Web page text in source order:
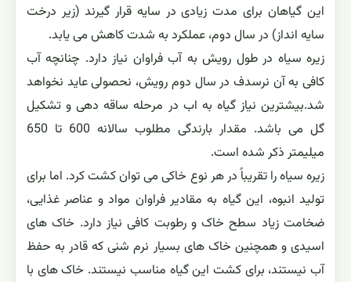
این گیاهان برای مدت زیادی در سایه قرار گیرند (زیر درخت
سایه انداز) در سال دوم، عملکرد به شدت کاهش می یابد.
زیره سیاه در طول رویش به آب فراوان نیاز دارد. چنانچه آب
کافی به آن نرسدف در سال دوم رویش، نحصولی عاید نخواهد
شد.بیشترین نیاز گیاه به اب در مرحله ساقه دهی و تشکیل
گل می باشد. مقدار بارندگی مطلوب سالانه 600 تا 650
میلیمتر ذکر شده است.
زیره سیاه را تقریباً در هر نوع خاکی می توان کشت کرد. اما برای
تولید انبوه، این گیاه به مقادیر فراوان مواد و عناصر غذایی،
ضخامت زیاد سطح خاک و رطوبت کافی نیاز دارد. خاک های
اسیدی و همچنین خاک های بسیار نرم شنی که قادر به حفظ
آب نیستند، برای کشت این گیاه مناسب نیستند. خاک های با